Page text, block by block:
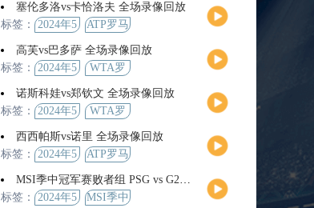
界杯
塞伦多洛vs卡恰洛夫 全场录像回放
标签：
2024年5
ATP罗马
男单第3
轮
高芙vs巴多萨 全场录像回放
标签：
2024年5
WTA罗
赛女单
第4轮
诺斯科娃vs郑钦文 全场录像回放
标签：
2024年5
WTA罗
赛女单
第3轮
西西帕斯vs诺里 全场录像回放
标签：
2024年5
ATP罗马
男单第3
轮
MSI季中冠军赛败者组 PSG vs G2 全场录像回放
标签：
2024年5
MSI季中